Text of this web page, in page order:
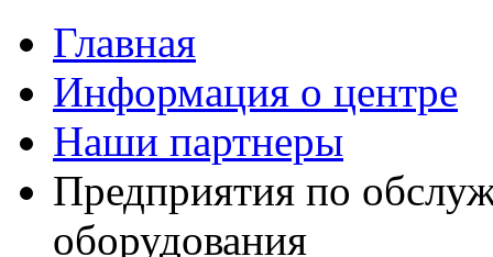
Главная
Информация о центре
Наши партнеры
Предприятия по
оборудования